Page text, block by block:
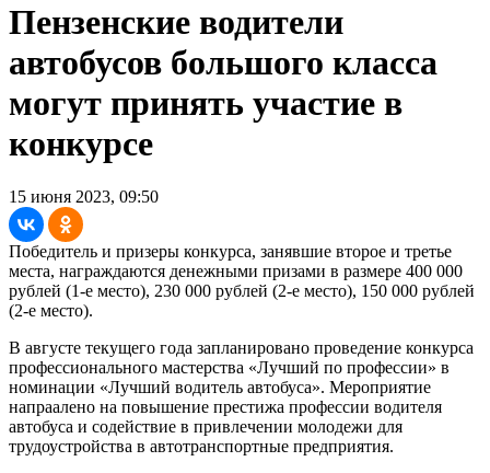
Пензенские водители
автобусов большого класса
могут принять участие в
конкурсе
15 июня 2023, 09:50
Победитель и призеры конкурса, занявшие второе и третье
места, награждаются денежными призами в размере 400 000
рублей (1-е место), 230 000 рублей (2-е место), 150 000 рублей
(2-е место).
В августе текущего года запланировано проведение конкурса
профессионального мастерства «Лучший по профессии» в
номинации «Лучший водитель автобуса». Мероприятие
напраалено на повышение престижа профессии водителя
автобуса и содействие в привлечении молодежи для
трудоустройства в автотранспортные предприятия.